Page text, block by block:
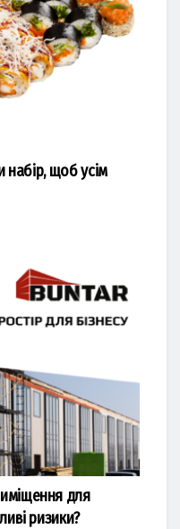
набір, щоб усім
для
ризики?